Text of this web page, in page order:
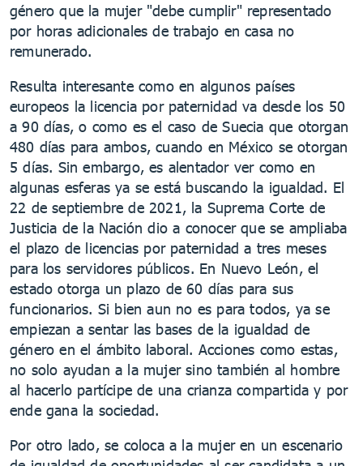
género que la mujer "debe cumplir" representado
por horas adicionales de trabajo en casa no
remunerado.
Resulta interesante como en algunos países
europeos la licencia por paternidad va desde los 50
a 90 días, o como es el caso de Suecia que otorgan
480 días para ambos, cuando en México se otorgan
5 días. Sin embargo, es alentador ver como en
algunas esferas ya se está buscando la igualdad. El
22 de septiembre de 2021, la Suprema Corte de
Justicia de la Nación dio a conocer que se ampliaba
el plazo de licencias por paternidad a tres meses
para los servidores públicos. En Nuevo León, el
estado otorga un plazo de 60 días para sus
funcionarios. Si bien aun no es para todos, ya se
empiezan a sentar las bases de la igualdad de
género en el ámbito laboral. Acciones como estas,
no solo ayudan a la mujer sino también al hombre
al hacerlo partícipe de una crianza compartida y por
ende gana la sociedad.
Por otro lado, se coloca a la mujer en un escenario